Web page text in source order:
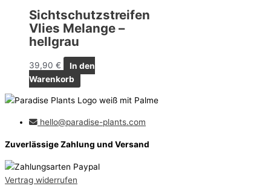
Sichtschutzstreifen
Vlies Melange –
hellgrau
39,90 €
In den
Warenkorb
hello@paradise-plants.com
Zuverlässige Zahlung und Versand
Vertrag widerrufen